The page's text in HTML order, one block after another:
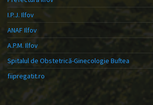
I.P.J. Ilfov
ANAF Ilfov
A.P.M. Ilfov
Spitalul de Obstetrică-Ginecologie Buftea
fiipregatit.ro